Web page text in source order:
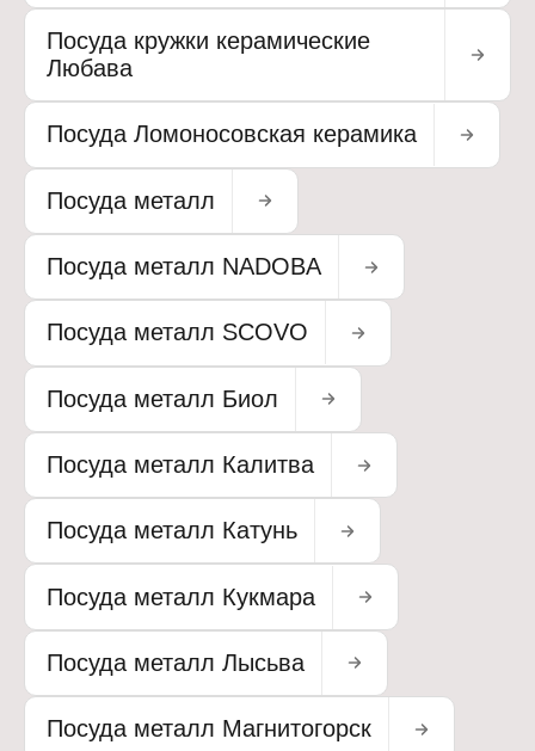
Посуда кружки керамические
Любава
Посуда Ломоносовская керамика
Посуда металл
Посуда металл NADOBA
Посуда металл SCOVO
Посуда металл Биол
Посуда металл Калитва
Посуда металл Катунь
Посуда металл Кукмара
Посуда металл Лысьва
Посуда металл Магнитогорск